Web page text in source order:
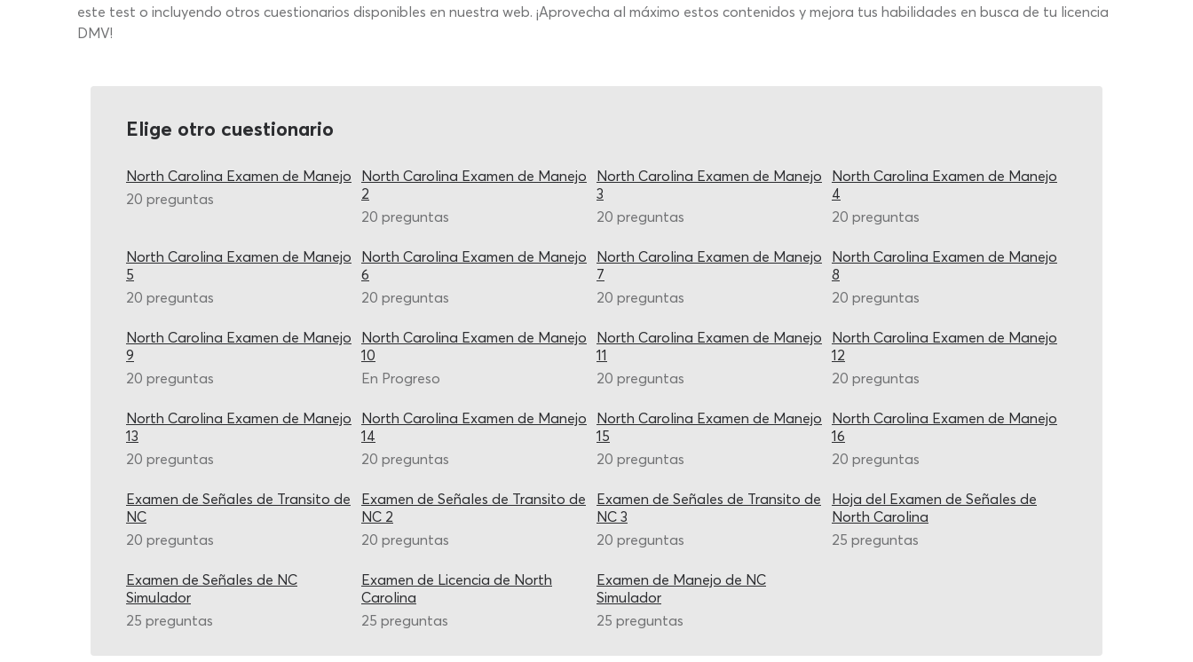
este test o incluyendo otros cuestionarios disponibles en nuestra web. ¡Aprovecha al máximo estos contenidos y mejora tus habilidades en busca de tu licencia
DMV!
Elige otro cuestionario
North Carolina Examen de Manejo
20 preguntas
North Carolina Examen de Manejo
2
20 preguntas
North Carolina Examen de Manejo
3
20 preguntas
North Carolina Examen de Manejo
4
20 preguntas
North Carolina Examen de Manejo
5
20 preguntas
North Carolina Examen de Manejo
6
20 preguntas
North Carolina Examen de Manejo
7
20 preguntas
North Carolina Examen de Manejo
8
20 preguntas
North Carolina Examen de Manejo
9
20 preguntas
North Carolina Examen de Manejo
10
En Progreso
North Carolina Examen de Manejo
11
20 preguntas
North Carolina Examen de Manejo
12
20 preguntas
North Carolina Examen de Manejo
13
20 preguntas
North Carolina Examen de Manejo
14
20 preguntas
North Carolina Examen de Manejo
15
20 preguntas
North Carolina Examen de Manejo
16
20 preguntas
Examen de Señales de Transito de
NC
20 preguntas
Examen de Señales de Transito de
NC 2
20 preguntas
Examen de Señales de Transito de
NC 3
20 preguntas
Hoja del Examen de Señales de
North Carolina
25 preguntas
Examen de Señales de NC
Simulador
25 preguntas
Examen de Licencia de North
Carolina
25 preguntas
Examen de Manejo de NC
Simulador
25 preguntas